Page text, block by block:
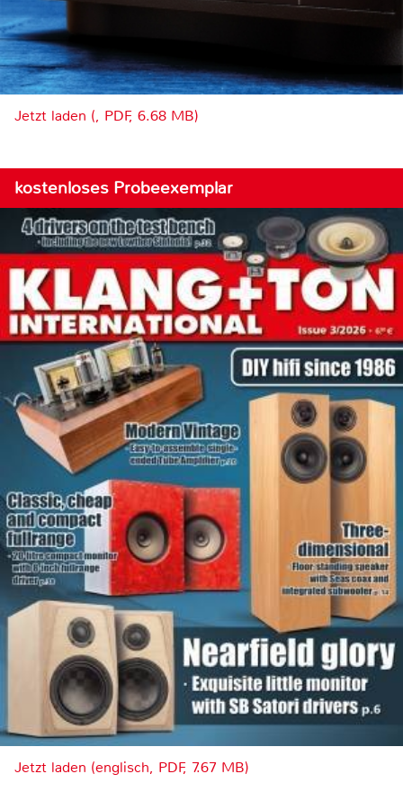
Jetzt laden (, PDF, 6.68 MB)
kostenloses Probeexemplar
Jetzt laden (englisch, PDF, 7.67 MB)